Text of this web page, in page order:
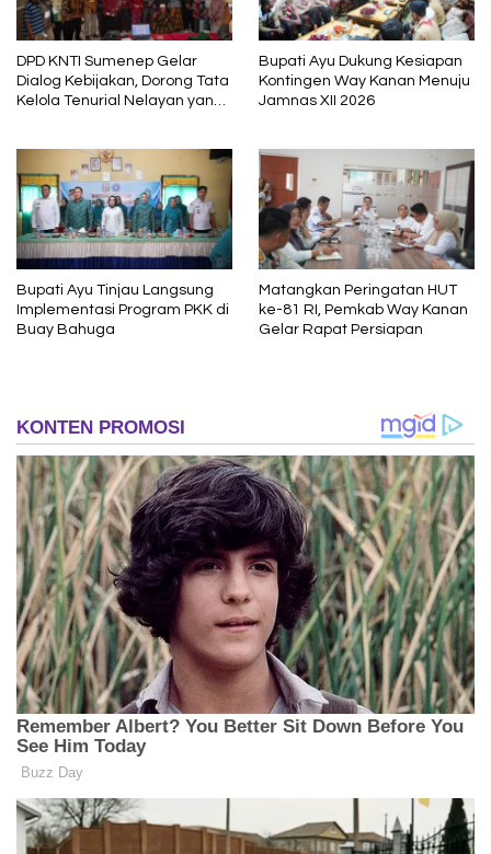
DPD KNTI Sumenep Gelar
Dialog Kebijakan, Dorong Tata
Kelola Tenurial Nelayan yang
Bupati Ayu Dukung Kesiapan
Kontingen Way Kanan Menuju
Jamnas XII 2026
Bupati Ayu Tinjau Langsung
Implementasi Program PKK di
Buay Bahuga
Matangkan Peringatan HUT
ke-81 RI, Pemkab Way Kanan
Gelar Rapat Persiapan